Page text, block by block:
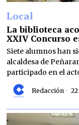
Local
La biblioteca
XXIV Concurso
Siete alumnos han
alcaldesa de
participado en el
Redacción